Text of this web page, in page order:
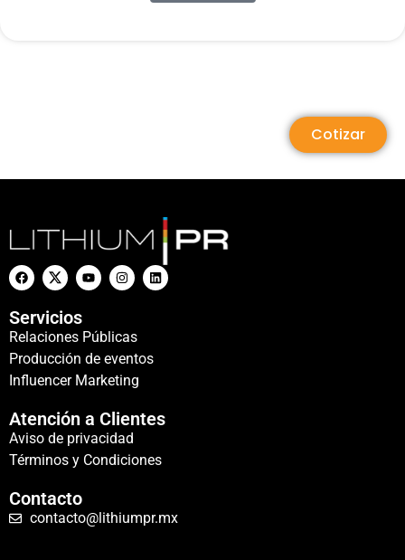
Cotizar
Servicios
Relaciones Públicas
Producción de eventos
Influencer Marketing
Atención a Clientes
Aviso de privacidad
Términos y Condiciones
Contacto
contacto@lithiumpr.mx